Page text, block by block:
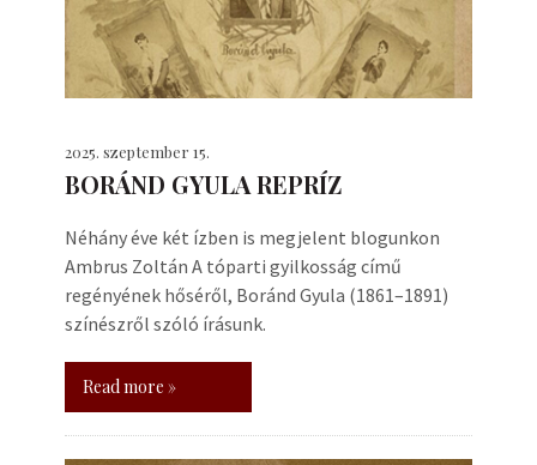
2025. szeptember 15.
BORÁND GYULA REPRÍZ
Néhány éve két ízben is megjelent blogunkon
Ambrus Zoltán A tóparti gyilkosság című
regényének hőséről, Boránd Gyula (1861–1891)
színészről szóló írásunk.
Read more »